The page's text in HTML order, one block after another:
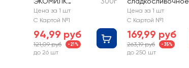
Сливочная 20%,
без змж
Цена за 1 шт
С Картой №1
94,99 руб
121,09 руб -21%
до 26 шт
БРЕСТ-ЛИТОВСК
Классическое
без змж
Цена за 1 шт
С Картой №1
169,99 руб
263,19 руб -35%
до 250 шт